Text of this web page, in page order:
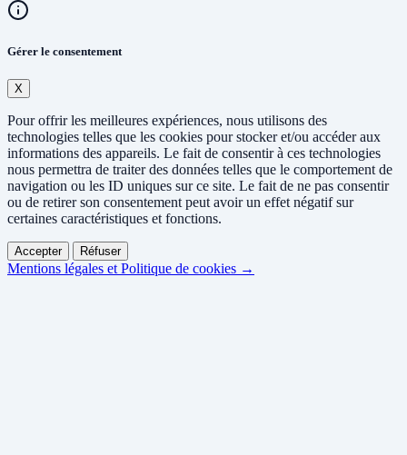
Gérer le consentement
X
Pour offrir les meilleures expériences, nous utilisons des
technologies telles que les cookies pour stocker et/ou accéder aux
informations des appareils. Le fait de consentir à ces technologies
nous permettra de traiter des données telles que le comportement de
navigation ou les ID uniques sur ce site. Le fait de ne pas consentir
ou de retirer son consentement peut avoir un effet négatif sur
certaines caractéristiques et fonctions.
Accepter Réfuser
Mentions légales et Politique de cookies →